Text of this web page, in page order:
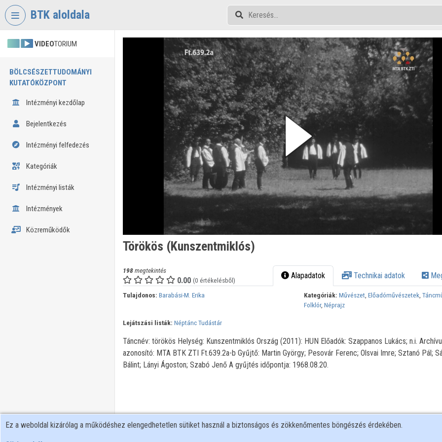
Fejléc kihagyása
BTK aloldala
VIDEOTORIUM
BÖLCSÉSZETTUDOMÁNYI
KUTATÓKÖZPONT
Intézményi kezdőlap
Bejelentkezés
Intézményi felfedezés
Kategóriák
Intézményi listák
Intézmények
Közreműködők
Törökös (Kunszentmiklós)
198megtekintés
0.00 (0 értékelésből) Alapadatok Technikai adatok
Tulajdonos: Barabási-M. Erika Kategóriák: Művészet,Előadóművészetek,
Folklór,Néprajz
Lejátszási listák: Néptánc Tudástár
Táncnév: törökös Helység: Kunszentmiklós Ország (2011): HUN Előadók: Szappanos Lukács; n.i.
azonosító: MTA BTK ZTI Ft.639.2a-b Gyűjtő: Martin György; Pesovár Ferenc; Olsvai Imre; Sztanó Pál;
Bálint; Lányi Ágoston; Szabó Jenő A gyűjtés időpontja: 1968.08.20.
Ez a weboldal kizárólag a működéshez elengedhetetlen sütiket használ a biztonságos és zökkenőmentes böngészés érdekében.